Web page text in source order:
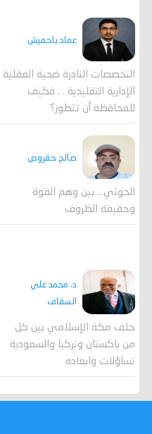
عماد باحميش
التخصصات النادرة ضحية العقلية
الإدارية التقليدية . . فكيف
للمحافظة أن تتطور؟
صالح حقروص
الحوثي... بين وهم القوة
وحقيقة الظروف
د. محمد علي
السقاف
حلف مكة الإسلامي بين كل
من باكستان وتركيا والسعودية
تساؤلات وابعاده